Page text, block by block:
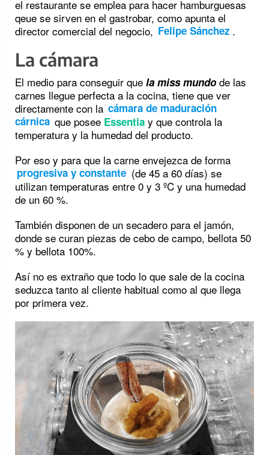
el restaurante se emplea para hacer hamburguesas
qeue se sirven en el gastrobar, como apunta el
director comercial del negocio, Felipe Sánchez .
La cámara
El medio para conseguir que la miss mundo de las
carnes llegue perfecta a la cocina, tiene que ver
directamente con la cámara de maduración
cárnica que posee Essentiay que controla la
temperatura y la humedad del producto.
Por eso y para que la carne envejezca de forma
progresiva y constante (de 45 a 60 días) se
utilizan temperaturas entre 0 y 3 ºC y una humedad
de un 60 %.
También disponen de un secadero para el jamón,
donde se curan piezas de cebo de campo, bellota 50
% y bellota 100%.
Así no es extraño que todo lo que sale de la cocina
seduzca tanto al cliente habitual como al que llega
por primera vez.